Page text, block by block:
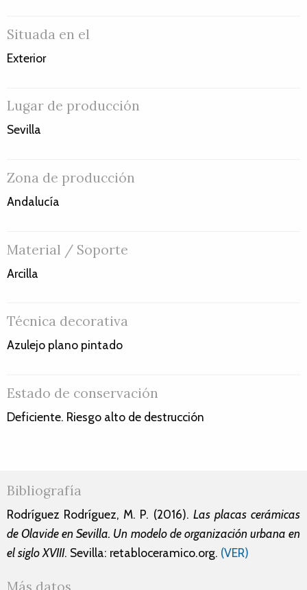
Situada en el
Exterior
Lugar de producción
Sevilla
Zona de producción
Andalucía
Material / Soporte
Arcilla
Técnica decorativa
Azulejo plano pintado
Estado de conservación
Deficiente. Riesgo alto de destrucción
Bibliografía
Rodríguez Rodríguez, M. P. (2016). Las placas cerámicas
de Olavide en Sevilla. Un modelo de organización urbana en
el siglo XVIII. Sevilla: retabloceramico.org. (VER)
Más datos